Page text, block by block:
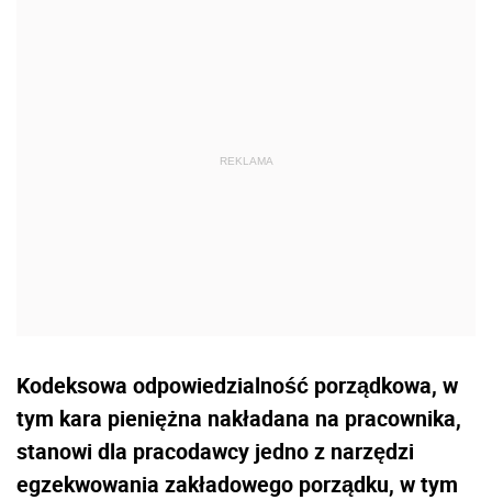
Kodeksowa odpowiedzialność porządkowa, w
tym kara pieniężna nakładana na pracownika,
stanowi dla pracodawcy jedno z narzędzi
egzekwowania zakładowego porządku, w tym